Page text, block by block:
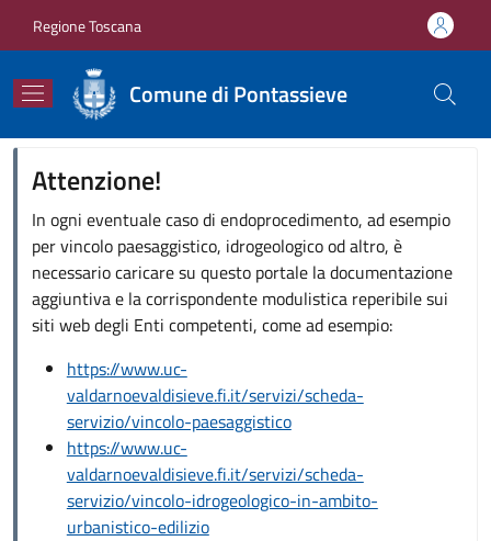
Regione Toscana
Comune di Pontassieve
Attenzione!
In ogni eventuale caso di endoprocedimento, ad esempio
per vincolo paesaggistico, idrogeologico od altro, è
necessario caricare su questo portale la documentazione
aggiuntiva e la corrispondente modulistica reperibile sui
siti web degli Enti competenti, come ad esempio:
https://www.uc-
valdarnoevaldisieve.fi.it/servizi/scheda-
servizio/vincolo-paesaggistico
https://www.uc-
valdarnoevaldisieve.fi.it/servizi/scheda-
servizio/vincolo-idrogeologico-in-ambito-
urbanistico-edilizio